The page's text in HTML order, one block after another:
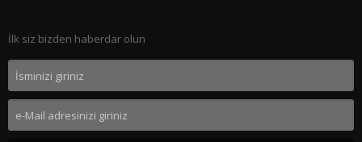
İlk siz bizden haberdar olun